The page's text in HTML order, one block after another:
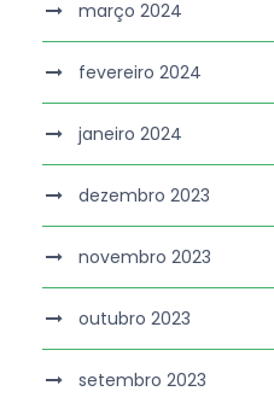
março 2024
fevereiro 2024
janeiro 2024
dezembro 2023
novembro 2023
outubro 2023
setembro 2023